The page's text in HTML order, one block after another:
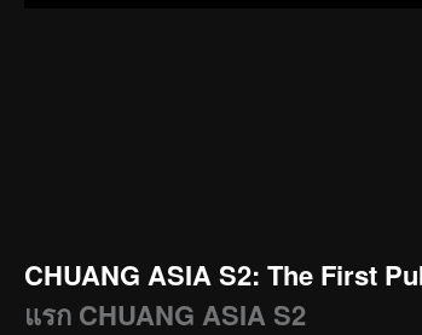
CHUANG ASIA S2: The First
แรก CHUANG ASIA S2